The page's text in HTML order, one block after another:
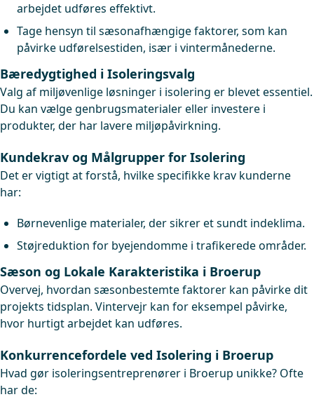
arbejdet udføres effektivt.
Tage hensyn til sæsonafhængige faktorer, som kan
påvirke udførelsestiden, især i vintermånederne.
Bæredygtighed i Isoleringsvalg
Valg af miljøvenlige løsninger i isolering er blevet essentiel.
Du kan vælge genbrugsmaterialer eller investere i
produkter, der har lavere miljøpåvirkning.
Kundekrav og Målgrupper for Isolering
Det er vigtigt at forstå, hvilke specifikke krav kunderne
har:
Børnevenlige materialer, der sikrer et sundt indeklima.
Støjreduktion for byejendomme i trafikerede områder.
Sæson og Lokale Karakteristika i Broerup
Overvej, hvordan sæsonbestemte faktorer kan påvirke dit
projekts tidsplan. Vintervejr kan for eksempel påvirke,
hvor hurtigt arbejdet kan udføres.
Konkurrencefordele ved Isolering i Broerup
Hvad gør isoleringsentreprenører i Broerup unikke? Ofte
har de: